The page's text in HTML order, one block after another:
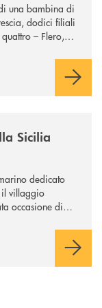
una bambina di
dodici filiali
– Flero,
Sicilia
dedicato
il villaggio
occasione di